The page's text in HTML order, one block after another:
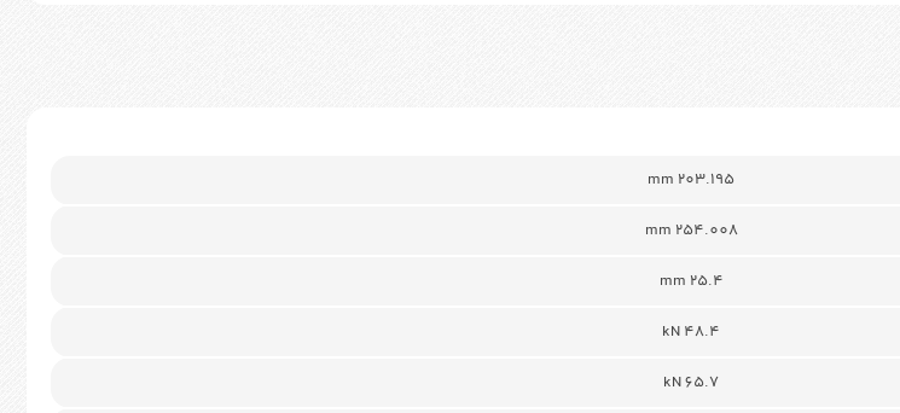
203.195 mm
254.008 mm
25.4 mm
48.4 kN
65.7 kN